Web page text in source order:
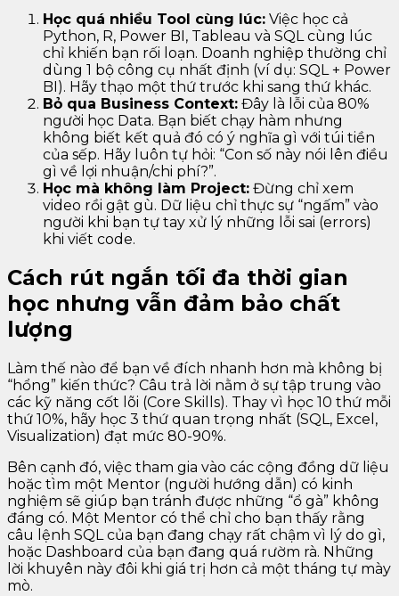
Học quá nhiều Tool cùng lúc: Việc học cả
Python, R, Power BI, Tableau và SQL cùng lúc
chỉ khiến bạn rối loạn. Doanh nghiệp thường chỉ
dùng 1 bộ công cụ nhất định (ví dụ: SQL + Power
BI). Hãy thạo một thứ trước khi sang thứ khác.
Bỏ qua Business Context: Đây là lỗi của 80%
người học Data. Bạn biết chạy hàm nhưng
không biết kết quả đó có ý nghĩa gì với túi tiền
của sếp. Hãy luôn tự hỏi: “Con số này nói lên điều
gì về lợi nhuận/chi phí?”.
Học mà không làm Project: Đừng chỉ xem
video rồi gật gù. Dữ liệu chỉ thực sự “ngấm” vào
người khi bạn tự tay xử lý những lỗi sai (errors)
khi viết code.
Cách rút ngắn tối đa thời gian
học nhưng vẫn đảm bảo chất
lượng
Làm thế nào để bạn về đích nhanh hơn mà không bị
“hổng” kiến thức? Câu trả lời nằm ở sự tập trung vào
các kỹ năng cốt lõi (Core Skills). Thay vì học 10 thứ mỗi
thứ 10%, hãy học 3 thứ quan trọng nhất (SQL, Excel,
Visualization) đạt mức 80-90%.
Bên cạnh đó, việc tham gia vào các cộng đồng dữ liệu
hoặc tìm một Mentor (người hướng dẫn) có kinh
nghiệm sẽ giúp bạn tránh được những “ổ gà” không
đáng có. Một Mentor có thể chỉ cho bạn thấy rằng
câu lệnh SQL của bạn đang chạy rất chậm vì lý do gì,
hoặc Dashboard của bạn đang quá rườm rà. Những
lời khuyên này đôi khi giá trị hơn cả một tháng tự mày
mò.